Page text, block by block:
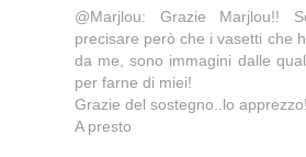
@Marjlou: Grazie Marjlou!!
precisare però che i vasetti che
da me, sono immagini dalle
per farne di miei!
Grazie del sostegno..lo apprezzo!
A presto